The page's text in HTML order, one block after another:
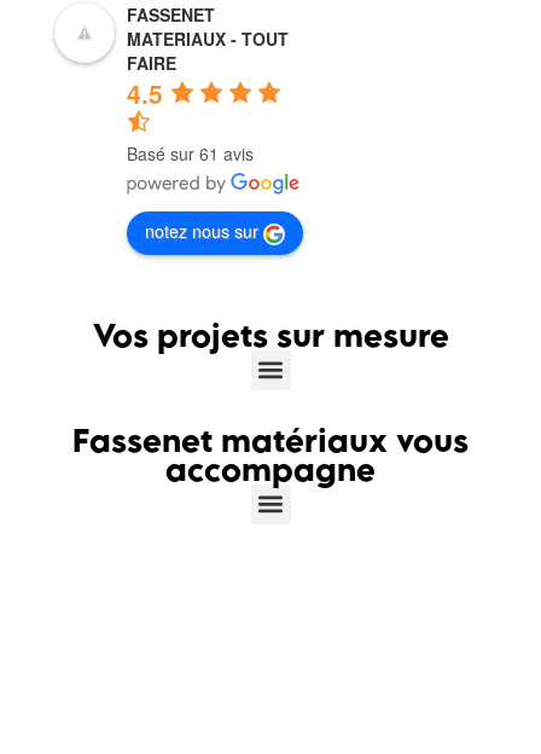
FASSENET
MATERIAUX - TOUT
FAIRE
4.5
Basé sur 61 avis
notez nous sur
Vos projets sur mesure
Fassenet matériaux vous
accompagne